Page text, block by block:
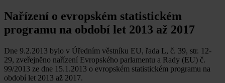
Nařízení o evropském statistickém
programu na období let 2013 až 2017
Dne 9.2.2013 bylo v Úředním věstníku EU, řada L, č. 39, str. 12-
29, zveřejněno nařízení Evropského parlamentu a Rady (EU) č.
99/2013 ze dne 15.1.2013 o evropském statistickém programu na
období let 2013 až 2017.